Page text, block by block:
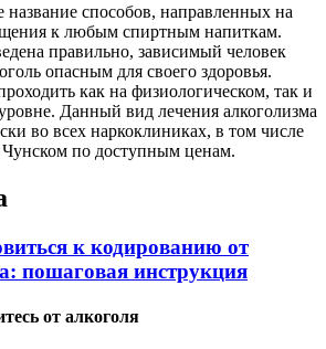
способов, направленных на
к любым спиртным напиткам.
правильно, зависимый человек
опасным для своего здоровья.
как на физиологическом, так и
Данный вид лечения алкоголизма
во всех наркоклиниках, в том числе
по доступным ценам.
к кодированию от
пошаговая инструкция
от алкоголя